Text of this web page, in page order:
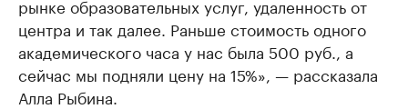
рынке образовательных услуг, удаленность от
центра и так далее. Раньше стоимость одного
академического часа у нас была 500 руб., а
сейчас мы подняли цену на 15%», — рассказала
Алла Рыбина.